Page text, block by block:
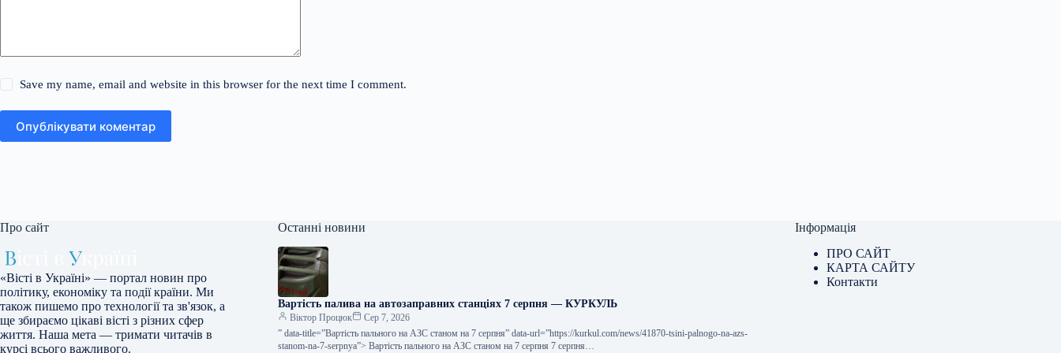
Save my name, email and website in this browser for the next time I comment.
Опублікувати коментар
Про сайт
«Вісті в Україні» — портал новин про
політику, економіку та події країни. Ми
також пишемо про технології та зв'язок, а
ще збираємо цікаві вісті з різних сфер
життя. Наша мета — тримати читачів в
курсі всього важливого.
Останні новини
Вартість палива на автозаправних станціях 7 серпня — КУРКУЛЬ
Віктор Процюк
Сер 7, 2026
” data-title=”Вартість пального на АЗС станом на 7 серпня” data-url=”https://kurkul.com/news/41870-tsini-palnogo-na-azs-
stanom-na-7-serpnya”> Вартість пального на АЗС станом на 7 серпня 7 серпня…
Інформація
ПРО САЙТ
КАРТА САЙТУ
Контакти